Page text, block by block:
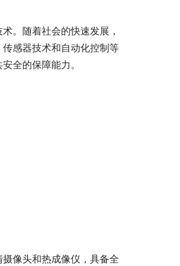
。随着社会的快速发展，
感器技术和自动化控制等
全的保障能力。
像头和热成像仪，具备全